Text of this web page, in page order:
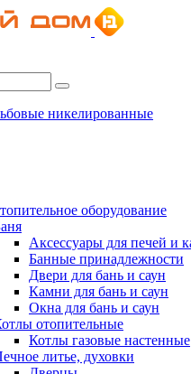
никелированные
оборудование
Аксессуары для печей и
Банные принадлежности
Двери для бань и саун
Камни для бань и саун
Окна для бань и саун
отопительные
Котлы газовые настенные
литье, духовки